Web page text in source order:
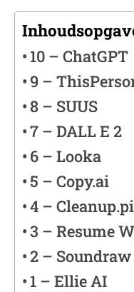
10 – ChatGPT
9 –
8 – SUUS
7 – DALL E 2
6 – Looka
5 – Copy.ai
4 –
3 – Resume
2 – Soundraw
1 – Ellie AI